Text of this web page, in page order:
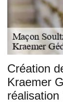
Création
Kraemer